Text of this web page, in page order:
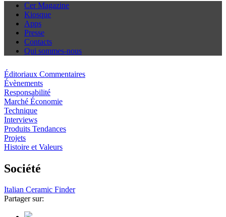
Cer Magazine
Kiosque
Apps
Presse
Contacts
Qui sommes-nous
Éditoriaux Commentaires
Évènements
Responsabilité
Marché Économie
Technique
Interviews
Produits Tendances
Projets
Histoire et Valeurs
Société
Italian Ceramic Finder
Partager sur: